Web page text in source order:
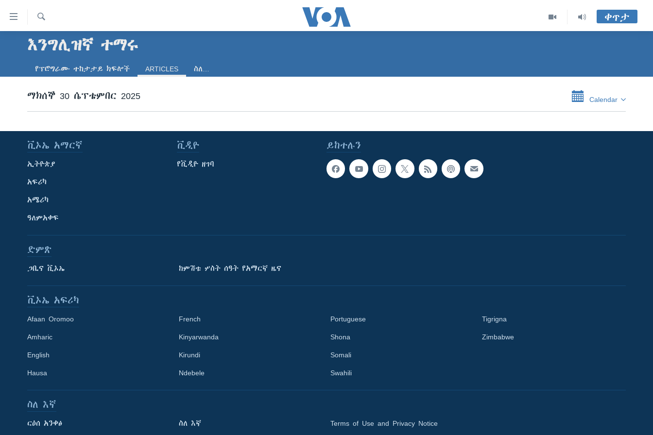
የመሥሪያ
ማገናኛዎች
ይዘት
እለፍ
አፍሪካ
ዓለምአቀፍ
አሜሪካ
መካከለኛው ምሥራቅ
ጋቢና ቪኦኤ
ከምሽቱ ሦስት ሰዓት የአማርኛ ዜና
ቪዲዮ
የፎቶ መድብሎች
ክምችት
Learning English
ፈልግ
ቀጥታ
እንግሊዝኛ ተማሩ
የፕሮግራሙ ተከታታይ ክፍሎች ARTICLES ስለ…
ማክሰኞ 30 ሴፕቴምበር 2025 Calendar
ይከተሉን
ቪኦኤ አማርኛ
ኢትዮጵያ
አፍሪካ
አሜሪካ
ዓለምአቀፍ
ቪዲዮ
የቪዲዮ ዘገባ
ድምጽ
ጋቢና ቪኦኤ ከምሽቱ ሦስት ሰዓት የአማርኛ ዜና
ቪኦኤ አፍሪካ
Afaan Oromoo
Amharic
English
Hausa
French
Kinyarwanda
Kirundi
Ndebele
Portuguese
Shona
Somali
Swahili
Tigrigna
Zimbabwe
ስለ እኛ
ርዕሰ አንቀፅ ስለ እኛ Terms of Use and Privacy Notice